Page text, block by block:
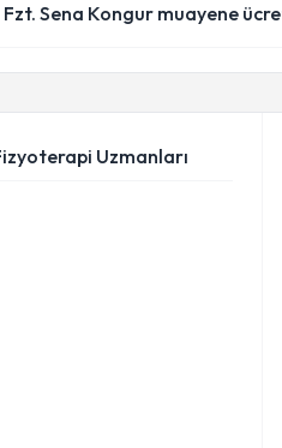
Fzt. Sena Kongur muayene
Uzmanları